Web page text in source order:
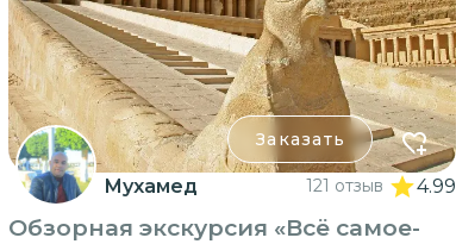
Заказать
Мухамед 121 отзыв 4.99
Обзорная экскурсия «Всё самое-